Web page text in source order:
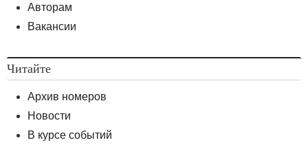
Авторам
Вакансии
Читайте
Архив номеров
Новости
В курсе событий